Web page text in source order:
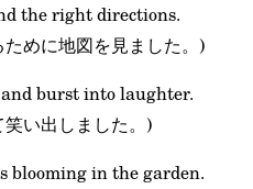
the right directions.
めに地図を見ました。)
burst into laughter.
い出しました。)
blooming in the garden.